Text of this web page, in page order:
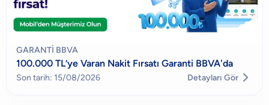
GARANTI BBVA
100.000 TL’ye Varan Nakit Fırsatı Garanti BBVA'da
Son tarih: 15/08/2026 Detayları Gör 